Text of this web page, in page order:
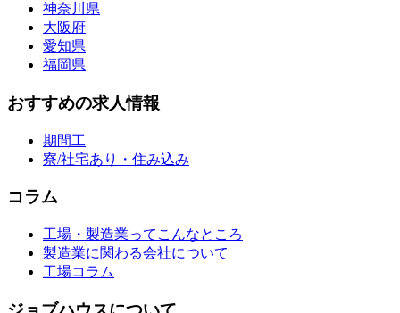
神奈川県
大阪府
愛知県
福岡県
おすすめの求人情報
期間工
寮/社宅あり・住み込み
コラム
工場・製造業ってこんなところ
製造業に関わる会社について
工場コラム